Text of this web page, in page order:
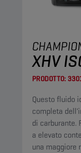
XHV
PRODOTTO:
Questo fluido
completa
di carburante.
a elevato
una maggiore